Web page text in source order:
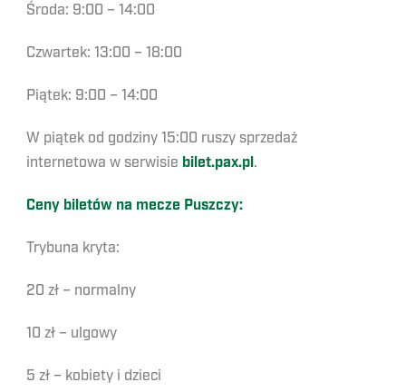
Środa: 9:00 – 14:00
Czwartek: 13:00 – 18:00
Piątek: 9:00 – 14:00
W piątek od godziny 15:00 ruszy sprzedaż
internetowa w serwisie bilet.pax.pl.
Ceny biletów na mecze Puszczy:
Trybuna kryta:
20 zł – normalny
10 zł – ulgowy
5 zł – kobiety i dzieci